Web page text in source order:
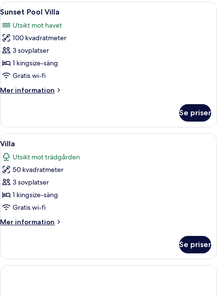
Öppna
alla
foton
för
Sunset
Pool
Villa
Ett rymligt sovrum med en stor
8
Sunset Pool Villa
Utsikt mot havet
100 kvadratmeter
3 sovplatser
1 kingsize-säng
Gratis wi-fi
Mer information
Mer
Pool
Villa
Se priser
Öppna
alla
foton
för
Villa
En stor säng med kuddar, en
8
Villa
Utsikt mot trädgården
50 kvadratmeter
3 sovplatser
1 kingsize-säng
Gratis wi-fi
Mer information
Mer
Se priser